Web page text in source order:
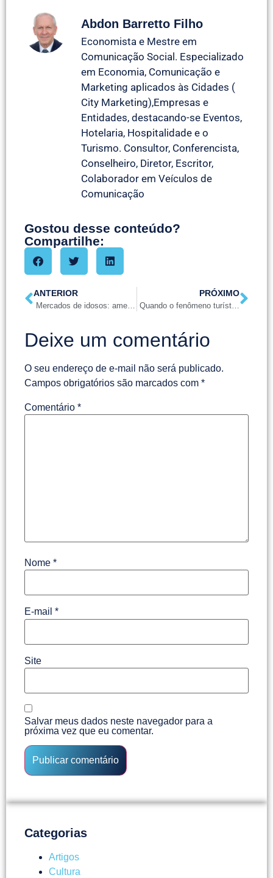
Abdon Barretto Filho
Economista e Mestre em
Comunicação Social. Especializado
em Economia, Comunicação e
Marketing aplicados às Cidades (
City Marketing),Empresas e
Entidades, destacando-se Eventos,
Hotelaria, Hospitalidade e o
Turismo. Consultor, Conferencista,
Conselheiro, Diretor, Escritor,
Colaborador em Veículos de
Comunicação
Gostou desse conteúdo?
Compartilhe:
ANTERIOR
Mercados de idosos: ameaças e oportunidades
PRÓXIMO
Quando o fenômeno turístico é invisível na campanha política ?
Deixe um comentário
O seu endereço de e-mail não será publicado.
Campos obrigatórios são marcados com *
Comentário *
Nome *
E-mail *
Site
Salvar meus dados neste navegador para a
próxima vez que eu comentar.
Categorias
Artigos
Cultura